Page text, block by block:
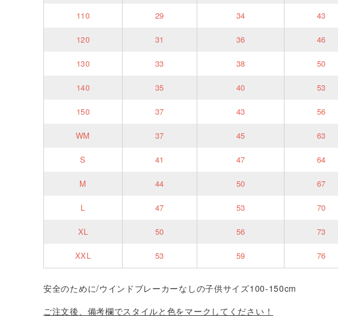
110 29 34 43
120 31 36 46
130 33 38 50
140 35 40 53
150 37 43 56
WM 37 45 63
S 41 47 64
M 44 50 67
L 47 53 70
XL 50 56 73
XXL 53 59 76
安全のために/ウインドブレーカーなしの子供サイズ100-150cm
ご注文後、備考欄でスタイルと色をマークしてください！